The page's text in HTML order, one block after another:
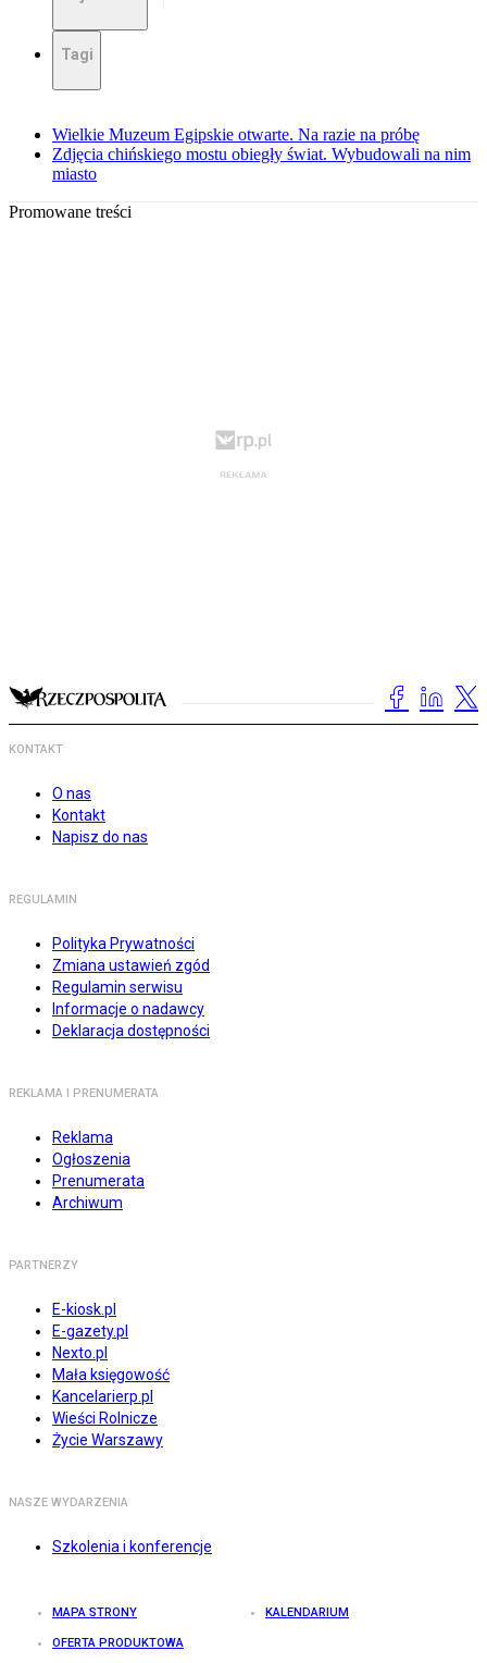
Tagi
Wielkie Muzeum Egipskie otwarte. Na razie na próbę
Zdjęcia chińskiego mostu obiegły świat. Wybudowali na nim
miasto
Promowane treści
KONTAKT
O nas
Kontakt
Napisz do nas
REGULAMIN
Polityka Prywatności
Zmiana ustawień zgód
Regulamin serwisu
Informacje o nadawcy
Deklaracja dostępności
REKLAMA I PRENUMERATA
Reklama
Ogłoszenia
Prenumerata
Archiwum
PARTNERZY
E-kiosk.pl
E-gazety.pl
Nexto.pl
Mała księgowość
Kancelarierp.pl
Wieści Rolnicze
Życie Warszawy
NASZE WYDARZENIA
Szkolenia i konferencje
MAPA STRONY KALENDARIUM
OFERTA PRODUKTOWA